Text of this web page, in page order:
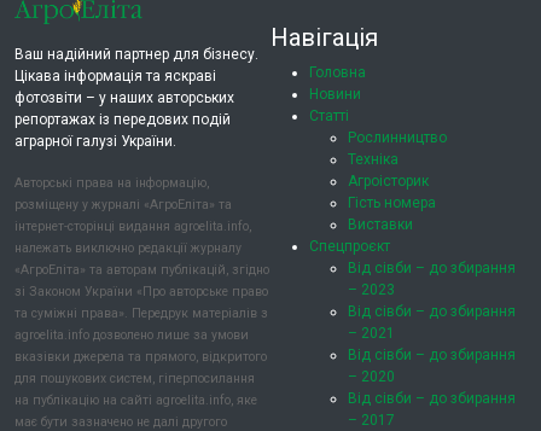
Ваш надійний партнер для бізнесу.
Цікава інформація та яскраві
фотозвіти – у наших авторських
репортажах із передових подій
аграрної галузі України.
Авторські права на інформацію,
розміщену у журналі «АгроЕліта» та
інтернет-сторінці видання agroelita.info,
належать виключно редакції журналу
«АгроЕліта» та авторам публікацій, згідно
зі Законом України «Про авторське право
та суміжні права». Передрук матеріалів з
agroelita.info дозволено лише за умови
вказівки джерела та прямого, відкритого
для пошукових систем, гіперпосилання
на публікацію на сайті agroelita.info, яке
має бути зазначено не далі другого
Навігація
Головна
Новини
Статті
Рослинництво
Техніка
Агроісторик
Гість номера
Виставки
Спецпроєкт
Від сівби – до збирання
– 2023
Від сівби – до збирання
– 2021
Від сівби – до збирання
– 2020
Від сівби – до збирання
– 2017